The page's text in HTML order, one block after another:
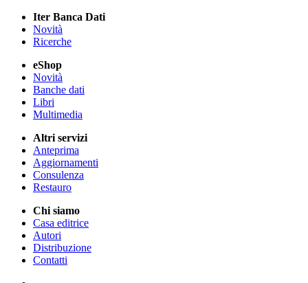
Iter Banca Dati
Novità
Ricerche
eShop
Novità
Banche dati
Libri
Multimedia
Altri servizi
Anteprima
Aggiornamenti
Consulenza
Restauro
Chi siamo
Casa editrice
Autori
Distribuzione
Contatti